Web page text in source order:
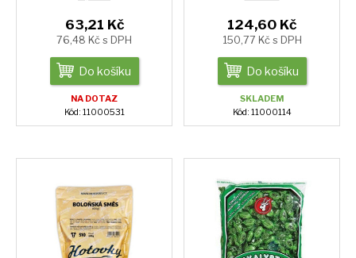
63,21 Kč
76,48 Kč s DPH
Do košíku
NA DOTAZ
Kód: 11000531
124,60 Kč
150,77 Kč s DPH
Do košíku
SKLADEM
Kód: 11000114